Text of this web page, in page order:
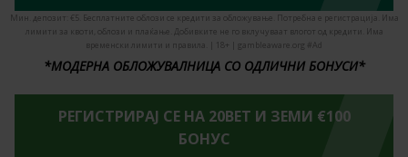
Мин. депозит: €5. Бесплатните облози се кредити за обложување. Потребна е регистрација. Има
лимити за квоти, облози и плаќање. Добивките не го вклучуваат влогот од кредити. Има
временски лимити и правила. | 18+ | gambleaware.org #Ad
*МОДЕРНА ОБЛОЖУВАЛНИЦА СО ОДЛИЧНИ БОНУСИ*
РЕГИСТРИРАЈ СЕ НА 20BET И ЗЕМИ €100
БОНУС